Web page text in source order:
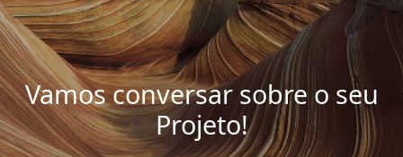
Vamos conversar sobre o seu
Projeto!